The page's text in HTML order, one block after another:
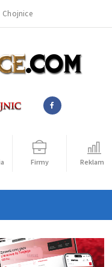
Chojnice
Firmy Reklama